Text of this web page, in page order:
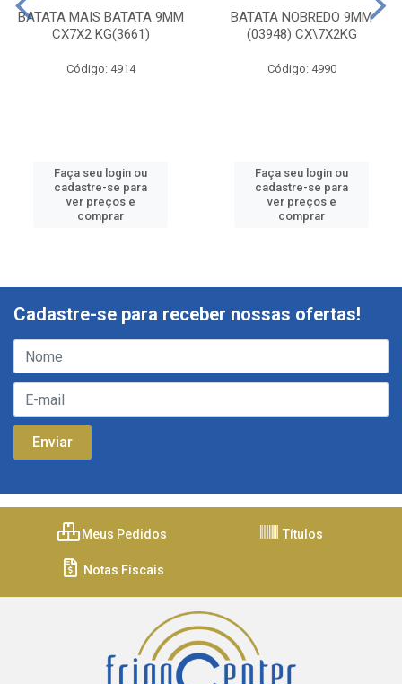
BATATA MAIS BATATA 9MM
CX7X2 KG(3661)
Código: 4914
Faça seu login ou
cadastre-se para
ver preços e
comprar
BATATA NOBREDO 9MM
(03948) CX\7X2KG
Código: 4990
Faça seu login ou
cadastre-se para
ver preços e
comprar
Cadastre-se para receber nossas ofertas!
Meus Pedidos Títulos
Notas Fiscais